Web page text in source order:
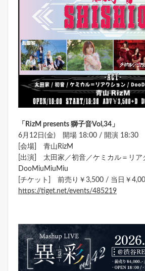
「 RizM presents 獅子音Vol,34 」
6月12日(金) 開場 18:00 / 開演 18:30
[会場] 青山RizM
[出演] 太田家／初音／ケミカル＝リア
DooMiuMiuMiu
[チケット] 前売り￥3,500 / 当日￥
https://tiget.net/events/485219